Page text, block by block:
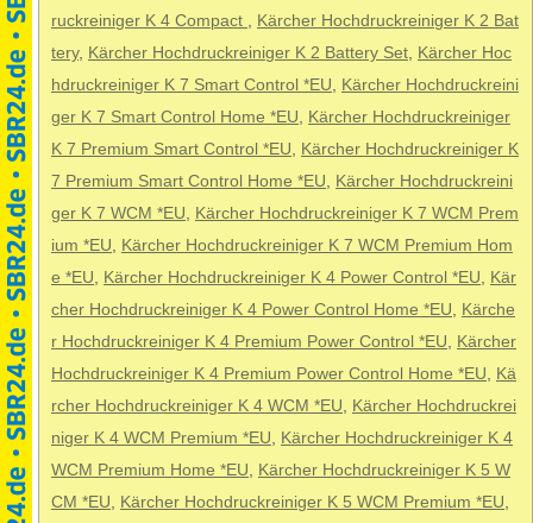
ruckreiniger K 4 Compact
Kärcher Hochdruckreiniger K 2 Bat
tery, Kärcher Hochdruckreiniger K 2 Battery Set Kärcher Hoc
hdruckreiniger K 7 Smart Control *EU
Kärcher Hochdruckreini
ger K 7 Smart Control Home *EU
Kärcher Hochdruckreiniger
K 7 Premium Smart Control *EU
Kärcher Hochdruckreiniger K
7 Premium Smart Control Home *EU
Kärcher Hochdruckreini
ger K 7 WCM *EU
Kärcher Hochdruckreiniger K 7 WCM Prem
ium *EU
Kärcher Hochdruckreiniger K 7 WCM Premium Hom
e *EU
Kärcher Hochdruckreiniger K 4 Power Control *EU
Kär
cher Hochdruckreiniger K 4 Power Control Home *EU
Kärche
r Hochdruckreiniger K 4 Premium Power Control *EU
Kärcher
Hochdruckreiniger K 4 Premium Power Control Home *EU
Kä
rcher Hochdruckreiniger K 4 WCM *EU
Kärcher Hochdruckrei
niger K 4 WCM Premium *EU
Kärcher Hochdruckreiniger K 4
WCM Premium Home *EU
Kärcher Hochdruckreiniger K 5 W
CM *EU
Kärcher Hochdruckreiniger K 5 WCM Premium *EU